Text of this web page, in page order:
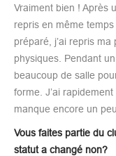
Vraiment bien ! Après
repris en même
préparé, j’ai repris
physiques. Pendant
beaucoup de salle
forme. J’ai
manque encore un
Vous faites partie du
statut a changé non?